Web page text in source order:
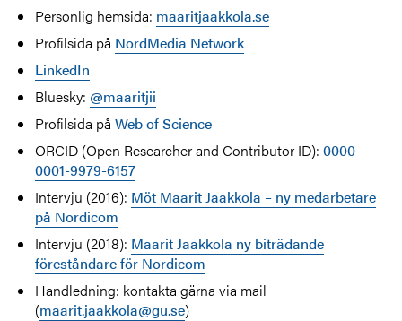
Personlig hemsida: maaritjaakkola.se
Profilsida på NordMedia Network
LinkedIn
Bluesky: @maaritjii
Profilsida påWeb of Science
ORCID (Open Researcher and Contributor ID):0000-
0001-9979-6157
Intervju (2016): Möt Maarit Jaakkola – ny medarbetare
på Nordicom
Intervju (2018): Maarit Jaakkola ny biträdande
föreståndare för Nordicom
Handledning: kontakta gärna via mail
(maarit.jaakkola@gu.se)